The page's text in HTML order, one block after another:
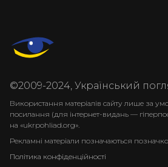
©2009-2024, Український
Використання матеріалів сайту лише за
посилання (для інтернет-видань —
на «ukrpohliad.org».
Рекламні матеріали позначаються
Політика конфіденційності